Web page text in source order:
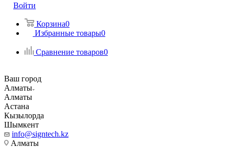
Войти
Корзина0
Избранные товары0
Сравнение товаров0
Ваш город
Алматы
Алматы
Астана
Кызылорда
Шымкент
info@signtech.kz
Алматы